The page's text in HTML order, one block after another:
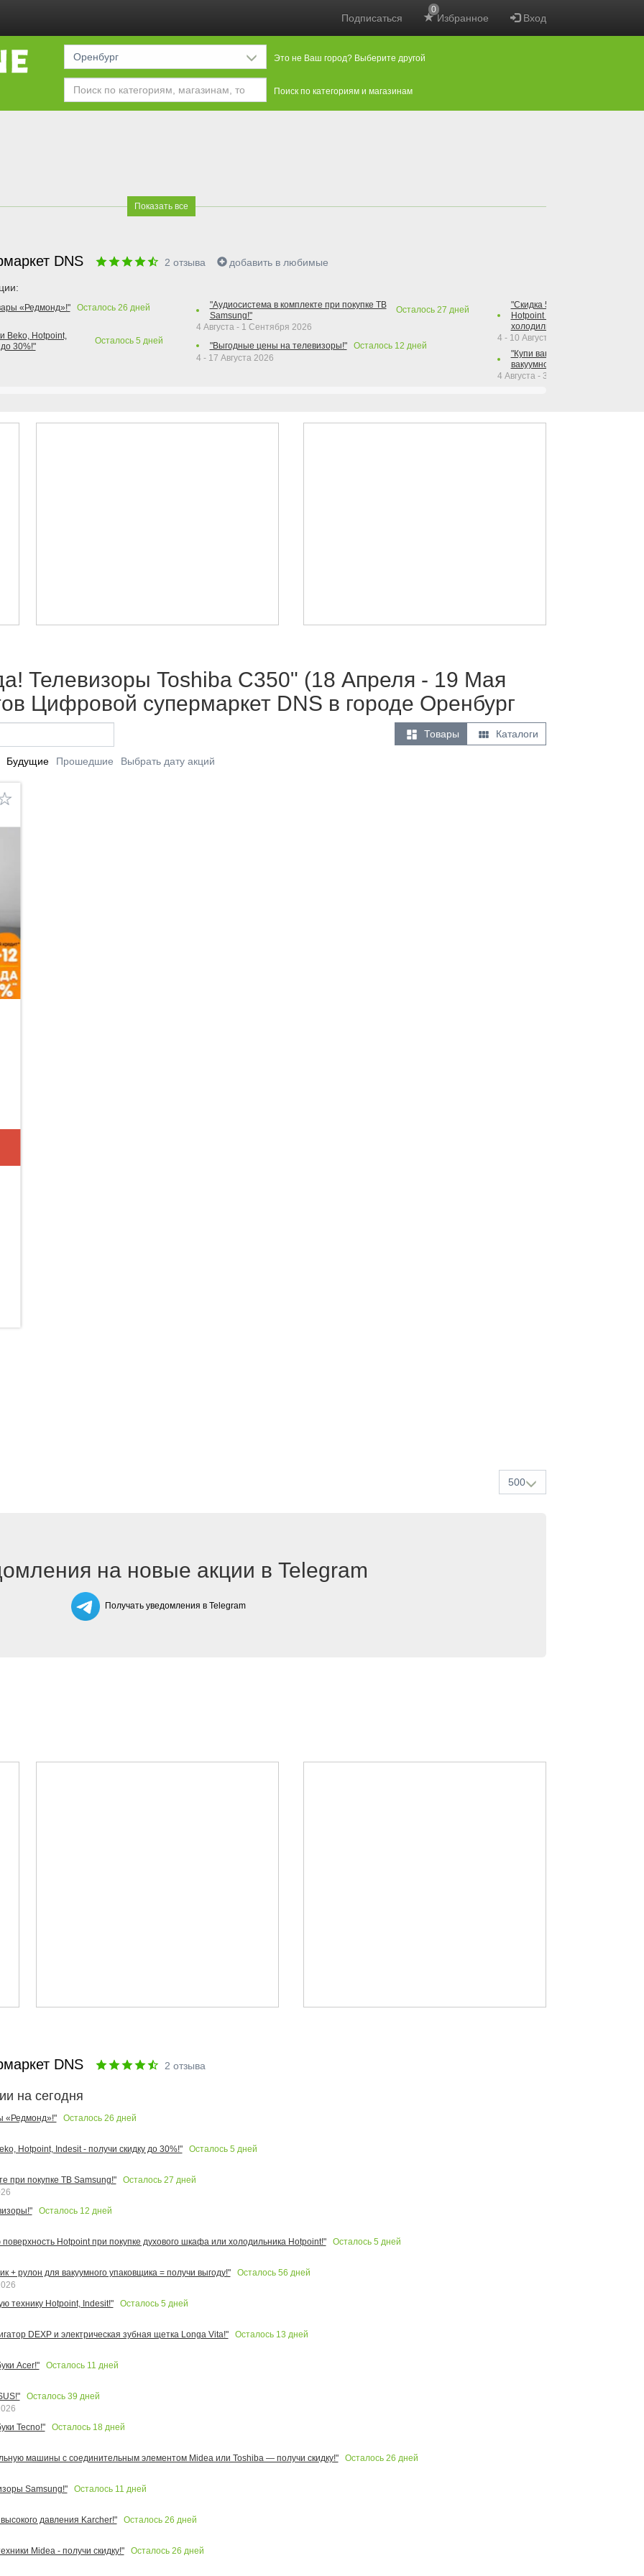
Подписаться Избранное
0
Вход
Оренбург Это не Ваш город? Выберите другой
Поиск по категориям и магазинам
Показать все
DNS 2 отзыва добавить в любимые
«Редмонд»!" Осталось 26 дней
Beko, Hotpoint,
30%!"
Осталось 5 дней
"Аудиосистема в комплекте при покупке ТВ
Samsung!"
Осталось 27 дней
4 Августа - 1 Сентября 2026
"Выгодные цены на телевизоры!"
Осталось 12 дней
4 - 17 Августа 2026
"Скидка 50% на варочную
Hotpoint при покупке духового
холодильника Hotpoint!"
4 - 10 Августа 2026
"Купи вакуумный упаковщик +
вакуумного упаковщика =
4 Августа - 30 Сентября 2026
Телевизоры Toshiba С350" (18 Апреля - 19 Мая
Цифровой супермаркет DNS в городе Оренбург
 Товары  Каталоги
Будущие Прошедшие Выбрать дату акций
500
на новые акции в Telegram
Получать уведомления в Telegram
DNS 2 отзыва
на сегодня
«Редмонд»!" Осталось 26 дней
Hotpoint, Indesit - получи скидку до 30%!" Осталось 5 дней
при покупке ТВ Samsung!" Осталось 27 дней
Осталось 12 дней
Hotpoint при покупке духового шкафа или холодильника Hotpoint!" Осталось 5 дней
+ рулон для вакуумного упаковщика = получи выгоду!" Осталось 56 дней
технику Hotpoint, Indesit!"
Осталось 5 дней
DEXP и электрическая зубная щетка Longa Vita!" Осталось 13 дней
Acer!" Осталось 11 дней
Осталось 39 дней
Tecno!"
Осталось 18дней
машины с соединительным элементом Midea или Toshiba — получи скидку!" Осталось 26 дней
Samsung!" Осталось 11 дней
давления Karcher!" Осталось 26 дней
Midea - получи скидку!" Осталось 26 дней